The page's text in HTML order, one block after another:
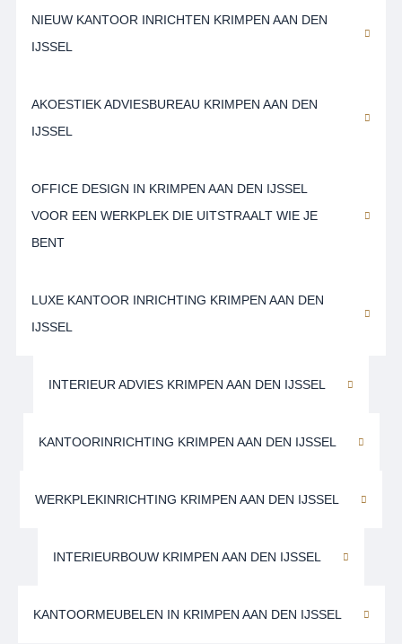
NIEUW KANTOOR INRICHTEN KRIMPEN AAN DEN
IJSSEL
AKOESTIEK ADVIESBUREAU KRIMPEN AAN DEN
IJSSEL
OFFICE DESIGN IN KRIMPEN AAN DEN IJSSEL
VOOR EEN WERKPLEK DIE UITSTRAALT WIE JE
BENT
LUXE KANTOOR INRICHTING KRIMPEN AAN DEN
IJSSEL
INTERIEUR ADVIES KRIMPEN AAN DEN IJSSEL
KANTOORINRICHTING KRIMPEN AAN DEN IJSSEL
WERKPLEKINRICHTING KRIMPEN AAN DEN IJSSEL
INTERIEURBOUW KRIMPEN AAN DEN IJSSEL
KANTOORMEUBELEN IN KRIMPEN AAN DEN IJSSEL